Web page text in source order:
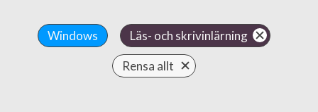
Windows Läs- och skrivinlärning
Rensa allt